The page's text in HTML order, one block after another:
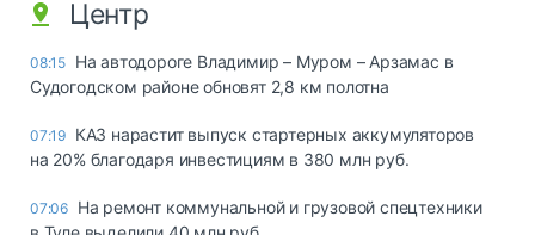
Центр
08:15 На автодороге Владимир – Муром – Арзамас в
Судогодском районе обновят 2,8 км полотна
07:19 КАЗ нарастит выпуск стартерных аккумуляторов
на 20% благодаря инвестициям в 380 млн руб.
07:06 На ремонт коммунальной и грузовой спецтехники